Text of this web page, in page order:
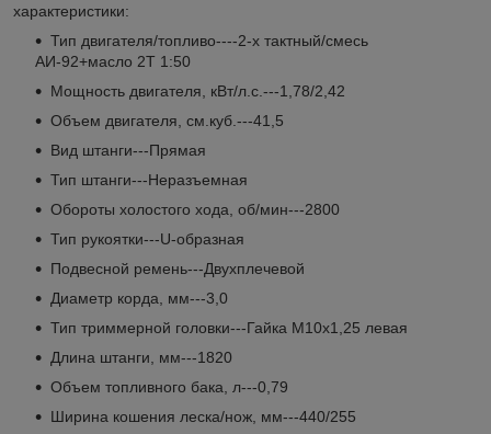
характеристики:
Тип двигателя/топливо----2-х тактный/смесь
АИ-92+масло 2Т 1:50
Мощность двигателя, кВт/л.с.---1,78/2,42
Объем двигателя, см.куб.---41,5
Вид штанги---Прямая
Тип штанги---Неразъемная
Обороты холостого хода, об/мин---2800
Тип рукоятки---U-образная
Подвесной ремень---Двухплечевой
Диаметр корда, мм---3,0
Тип триммерной головки---Гайка М10x1,25 левая
Длина штанги, мм---1820
Объем топливного бака, л---0,79
Ширина кошения леска/нож, мм---440/255